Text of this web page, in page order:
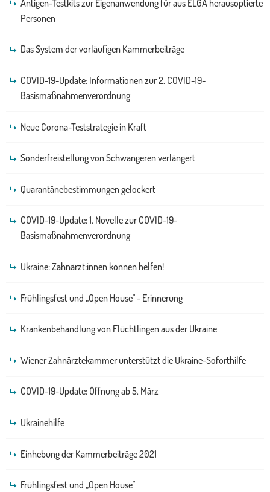
Antigen-Testkits zur Eigenanwendung für aus ELGA herausoptierte
Personen
Das System der vorläufigen Kammerbeiträge
COVID-19-Update: Informationen zur 2. COVID-19-
Basismaßnahmenverordnung
Neue Corona-Teststrategie in Kraft
Sonderfreistellung von Schwangeren verlängert
Quarantänebestimmungen gelockert
COVID-19-Update: 1. Novelle zur COVID-19-
Basismaßnahmenverordnung
Ukraine: Zahnärzt:innen können helfen!
Frühlingsfest und „Open House" - Erinnerung
Krankenbehandlung von Flüchtlingen aus der Ukraine
Wiener Zahnärztekammer unterstützt die Ukraine-Soforthilfe
COVID-19-Update: Öffnung ab 5. März
Ukrainehilfe
Einhebung der Kammerbeiträge 2021
Frühlingsfest und „Open House"